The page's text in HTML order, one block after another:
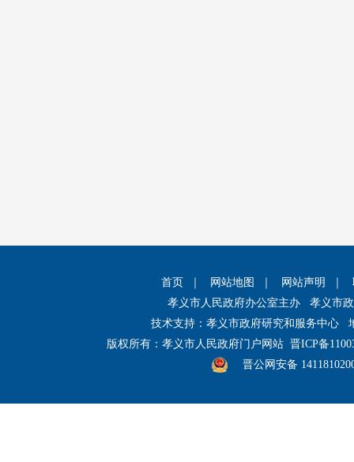
首页 网站地图 网站声明
孝义市人民政府办公室主办 孝义市
技术支持：孝义市政府研究和服务中心
版权所有：孝义市人民政府门户网站 晋ICP备
晋公网安备